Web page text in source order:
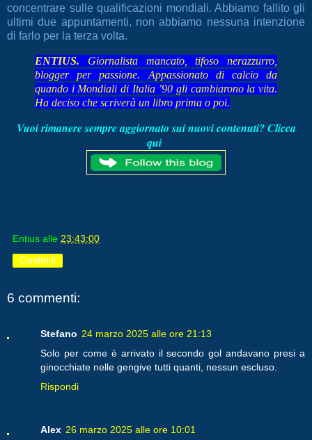
concentrare sulle qualificazioni mondiali. Abbiamo fallito gli
ultimi due appuntamenti, non abbiamo nessuna intenzione
di farlo per la terza volta.
ENTIUS. Giornalista mancato, tifoso nerazzurro,
blogger per passione. Appassionato di calcio da
quando i Mondiali di Italia ’90 gli cambiarono la vita.
Ha deciso che scriverà un libro prima o poi.
Vuoi rimanere sempre aggiornato sui nuovi contenuti? Clicca
qui
Entius alle 23:43:00
Condividi
6 commenti:
Stefano 24 marzo 2025 alle ore 21:13
Solo per come è arrivato il secondo gol andavano presi a
ginocchiate nelle gengive tutti quanti, nessun escluso.
Rispondi
Alex 26 marzo 2025 alle ore 10:01